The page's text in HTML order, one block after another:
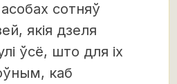
сотняў
якія дзеля
ўсё, што для іх
каб